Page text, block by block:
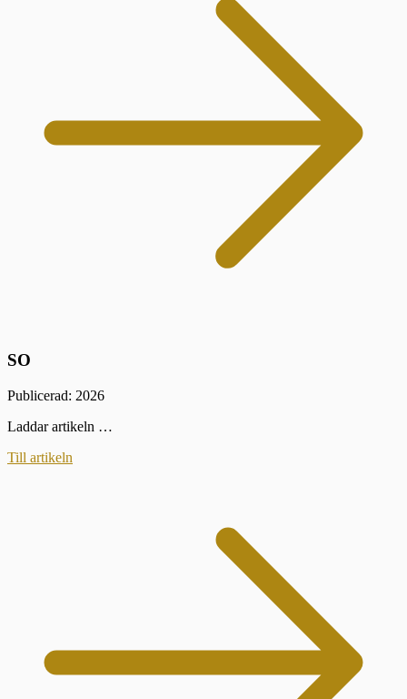
SO
Publicerad: 2026
Laddar artikeln …
Till artikeln